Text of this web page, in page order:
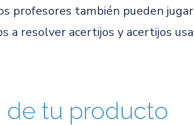
profesores también pueden
a resolver acertijos y acertijos
de tu producto